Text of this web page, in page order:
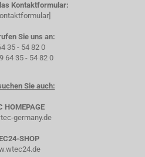
Kontaktformular:
Sie uns an:
35 - 54 82 0
64 35 - 54 82 0
Sie auch:
HOMEPAGE
germany.de
SHOP